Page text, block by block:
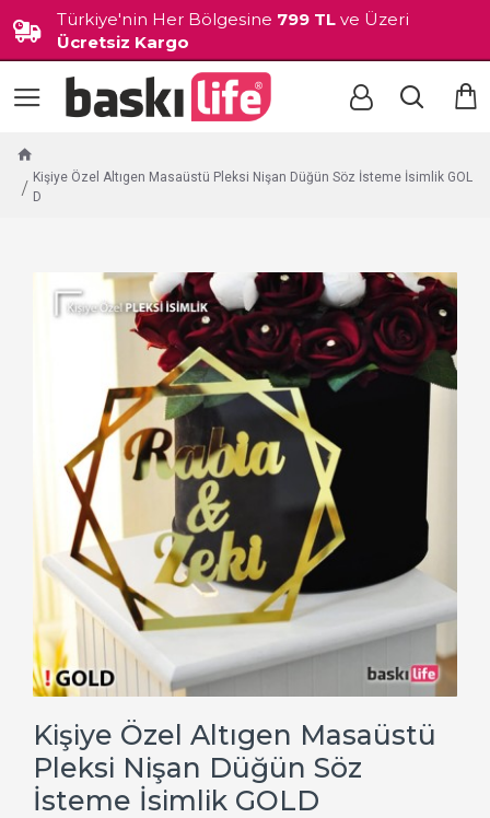
Türkiye'nin Her Bölgesine 799 TL ve Üzeri
Ücretsiz Kargo
Kişiye Özel Altıgen Masaüstü Pleksi Nişan Düğün Söz İsteme İsimlik GOL
D
Kişiye Özel Altıgen Masaüstü
Pleksi Nişan Düğün Söz
İsteme İsimlik GOLD